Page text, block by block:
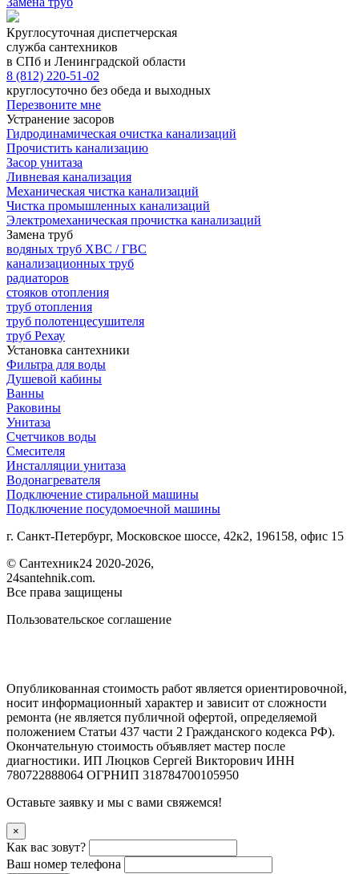
Круглосуточная диспетчерская
служба сантехников
в СПб и Ленинградской области
8 (812) 220-51-02
круглосуточно без обеда и выходных
Перезвоните мне
Устранение засоров
Гидродинамическая очистка канализаций
Прочистить канализацию
Засор унитаза
Ливневая канализация
Механическая чистка канализаций
Чистка промышленных канализаций
Электромеханическая прочистка канализаций
Замена труб
водяных труб ХВС / ГВС
канализационных труб
радиаторов
стояков отопления
труб отопления
труб полотенцесушителя
труб Рехау
Установка сантехники
Фильтра для воды
Душевой кабины
Ванны
Раковины
Унитаза
Счетчиков воды
Смесителя
Инсталляции унитаза
Водонагревателя
Подключение стиральной машины
Подключение посудомоечной машины
г. Санкт-Петербург, Московское шоссе, 42к2, 196158, офис 15
© Сантехник24 2020-2026,
24santehnik.com.
Все права защищены
Пользовательское соглашение
Опубликованная стоимость работ является ориентировочной,
носит информационный характер и зависит от сложности
ремонта (не является публичной офертой, определяемой
положением Статьи 437 части 2 Гражданского кодекса РФ).
Окончательную стоимость объявляет мастер после
диагностики. ИП Люцков Сергей Викторович ИНН
780722888064 ОГРНИП 318784700105950
Оставьте заявку и мы с вами свяжемся!
×
Как вас зовут?
Ваш номер телефона